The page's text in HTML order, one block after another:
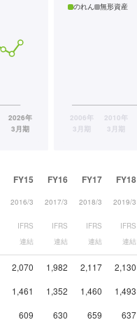
のれん 無形資産
FY15 FY16 FY17 FY18
2016/3 2017/3 2018/3 2019/3
IFRS
連結
IFRS
連結
IFRS
連結
IFRS
連結
2,070 1,982 2,117 2,130
1,461 1,352 1,460 1,493
609 630 659 637